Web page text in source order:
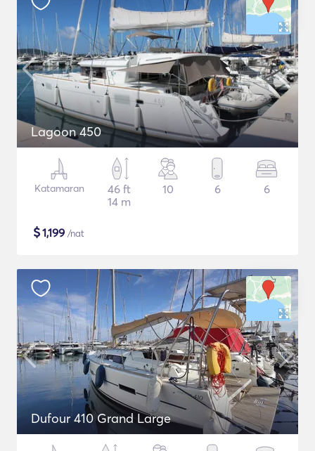
Lagoon 450
Katamaran
46 ft
14 m
10 6 6
$1,199 /nat
Dufour 410 Grand Large